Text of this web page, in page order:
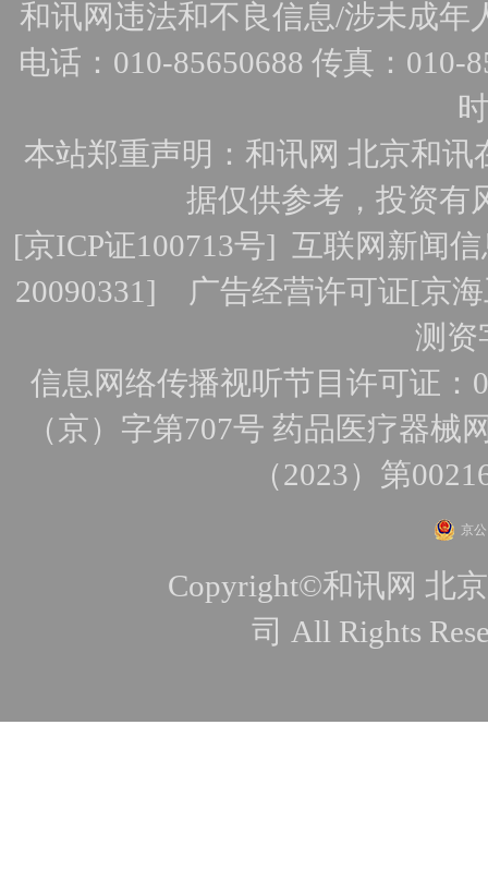
和讯网违法和不良信息/涉未成年
电话：010-85650688 传真：010-
本站郑重声明：和讯网 北京和
据仅供参考，投资有
[京ICP证100713号]互联网新闻
20090331] 广告经营许可证[京
测资
信息网络传播视听节目许可证：
（京）字第707号 药品医疗器械
（2023）第
京
Copyright©和讯网 北
司 All Rights